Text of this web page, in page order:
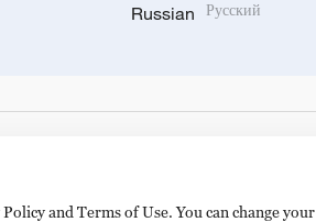
Russian Русский
and Terms of Use. You can change your